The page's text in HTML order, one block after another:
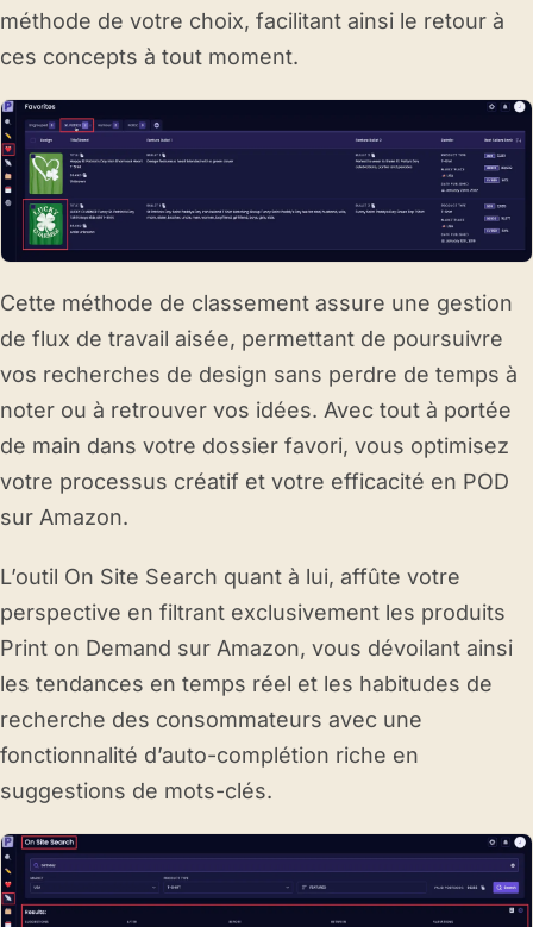
méthode de votre choix, facilitant ainsi le retour à
ces concepts à tout moment.
Cette méthode de classement assure une gestion
de flux de travail aisée, permettant de poursuivre
vos recherches de design sans perdre de temps à
noter ou à retrouver vos idées. Avec tout à portée
de main dans votre dossier favori, vous optimisez
votre processus créatif et votre efficacité en POD
sur Amazon.
L’outil On Site Search quant à lui, affûte votre
perspective en filtrant exclusivement les produits
Print on Demand sur Amazon, vous dévoilant ainsi
les tendances en temps réel et les habitudes de
recherche des consommateurs avec une
fonctionnalité d’auto-complétion riche en
suggestions de mots-clés.